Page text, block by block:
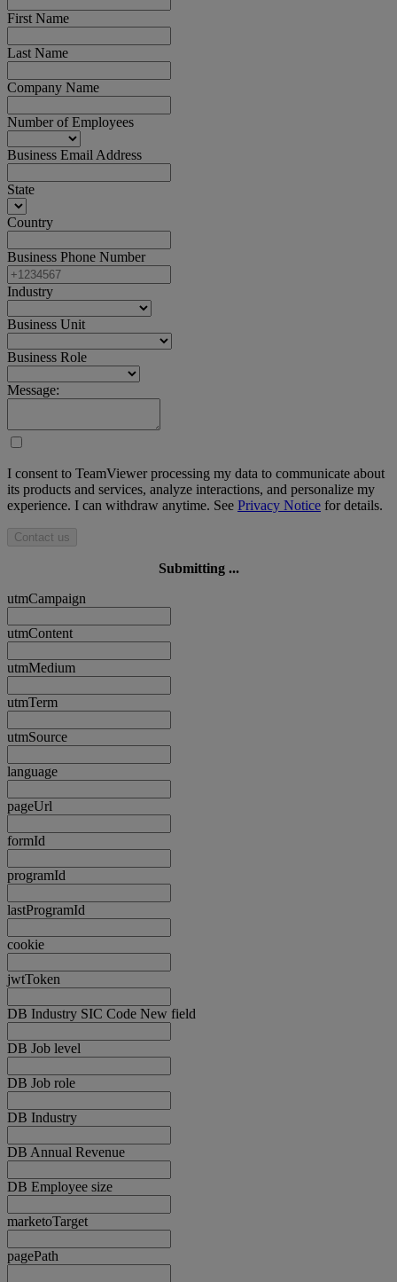
First Name
Last Name
Company Name
Number of Employees
Business Email Address
State
Country
Business Phone Number
Industry
Business Unit
Business Role
Message:
I consent to TeamViewer processing my data to communicate about
its products and services, analyze interactions, and personalize my
experience. I can withdraw anytime. See Privacy Notice for details.
Contact us
Submitting ...
utmCampaign
utmContent
utmMedium
utmTerm
utmSource
language
pageUrl
formId
programId
lastProgramId
cookie
jwtToken
DB Industry SIC Code New field
DB Job level
DB Job role
DB Industry
DB Annual Revenue
DB Employee size
marketoTarget
pagePath